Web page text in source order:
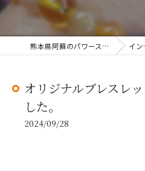
熊本県阿蘇のパワーストーンなら奇跡を呼ぶ店 インスタグラム
オリジナルブレスレ
した。
2024/09/28